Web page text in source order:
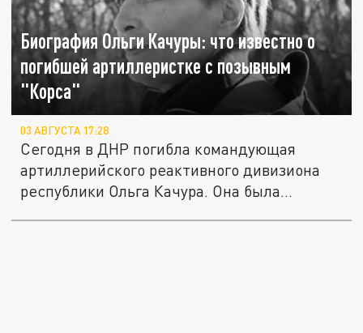
Биография Ольги Качуры: что известно о
погибшей артиллеристке с позывным
"Корса"
03 АВГУСТА 17:28
Сегодня в ДНР погибла командующая
артиллерийского реактивного дивизиона
республики Ольга Качура. Она была...